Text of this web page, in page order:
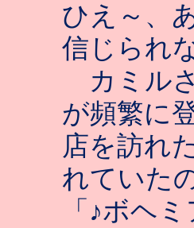
ひえ～、
信じられ
カミル
が頻繁に
店を訪れ
れていた
「♪ボヘミ